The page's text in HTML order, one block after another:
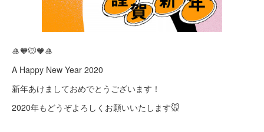
🎍🧡🐭🧡🎍
A Happy New Year 2020
新年あけましておめでとうございます！
2020年もどうぞよろしくお願いいたします🐭